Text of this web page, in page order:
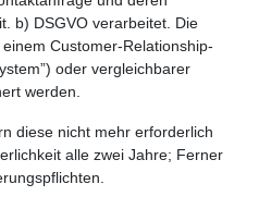
b) DSGVO verarbeitet. Die
Customer-Relationship-
oder vergleichbarer
werden.
diese nicht mehr erforderlich
alle zwei Jahre; Ferner